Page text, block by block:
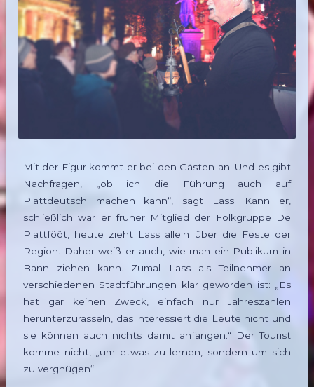
Mit der Figur kommt er bei den Gästen an. Und es gibt
Nachfragen, „ob ich die Führung auch auf
Plattdeutsch machen kann“, sagt Lass. Kann er,
schließlich war er früher Mitglied der Folkgruppe De
Plattfööt, heute zieht Lass allein über die Feste der
Region. Daher weiß er auch, wie man ein Publikum in
Bann ziehen kann. Zumal Lass als Teilnehmer an
verschiedenen Stadtführungen klar geworden ist: „Es
hat gar keinen Zweck, einfach nur Jahreszahlen
herunterzurasseln, das interessiert die Leute nicht und
sie können auch nichts damit anfangen.“ Der Tourist
komme nicht, „um etwas zu lernen, sondern um sich
zu vergnügen“.